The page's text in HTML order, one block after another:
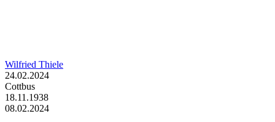
Wilfried Thiele
24.02.2024
Cottbus
18.11.1938
08.02.2024